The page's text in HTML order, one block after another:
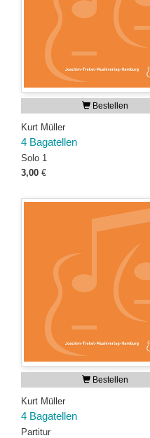
Bestellen
Kurt Müller
4 Bagatellen
Solo 1
3,00 €
Bestellen
Kurt Müller
4 Bagatellen
Partitur